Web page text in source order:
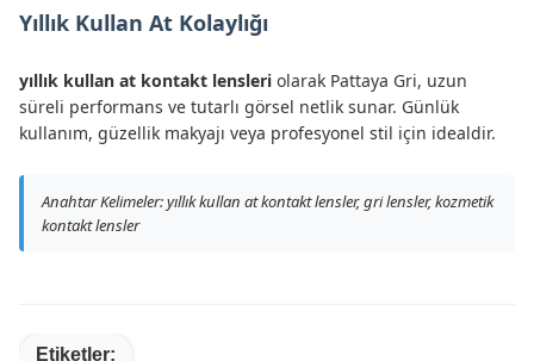
Yıllık Kullan At Kolaylığı
yıllık kullan at kontakt lensleri olarak Pattaya Gri, uzun
süreli performans ve tutarlı görsel netlik sunar. Günlük
kullanım, güzellik makyajı veya profesyonel stil için idealdir.
Anahtar Kelimeler: yıllık kullan at kontakt lensler, gri lensler, kozmetik
kontakt lensler
Etiketler: